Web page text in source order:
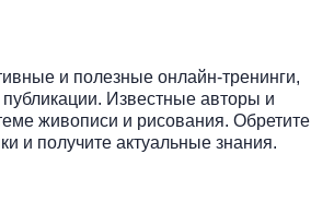
и полезные онлайн-тренинги,
Известные авторы и
живописи и рисования. Обретите
и получите актуальные знания.